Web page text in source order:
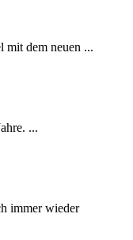
mit dem neuen ...
...
immer wieder